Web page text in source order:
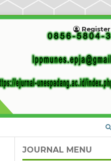
Register
JOURNAL MENU